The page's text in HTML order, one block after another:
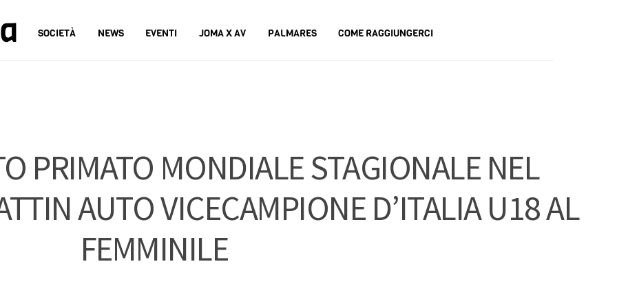
SOCIETÀ NEWS EVENTI JOMA X AV PALMARES COME RAGGIUNGERCI
PRIMATO MONDIALE STAGIONALE NEL
AUTO VICECAMPIONE D’ITALIA U18 AL
FEMMINILE